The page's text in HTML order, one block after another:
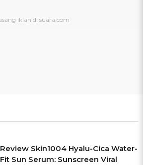
Review Skin1004 Hyalu-Cica Water-
Fit Sun Serum: Sunscreen Viral